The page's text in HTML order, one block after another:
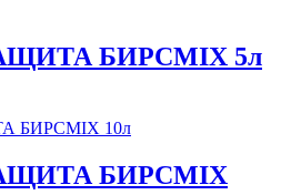
БИРСMIX 5л
БИРСMIX